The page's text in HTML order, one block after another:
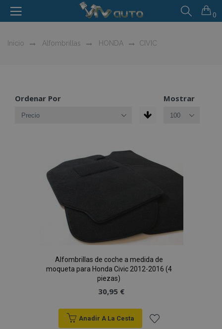
0
Inicio Alfombrillas HONDA CIVIC
Ordenar Por Mostrar
Alfombrillas de coche a medida de
moqueta para Honda Civic 2012-2016 (4
piezas)
30,95 €
Anadir A La Cesta